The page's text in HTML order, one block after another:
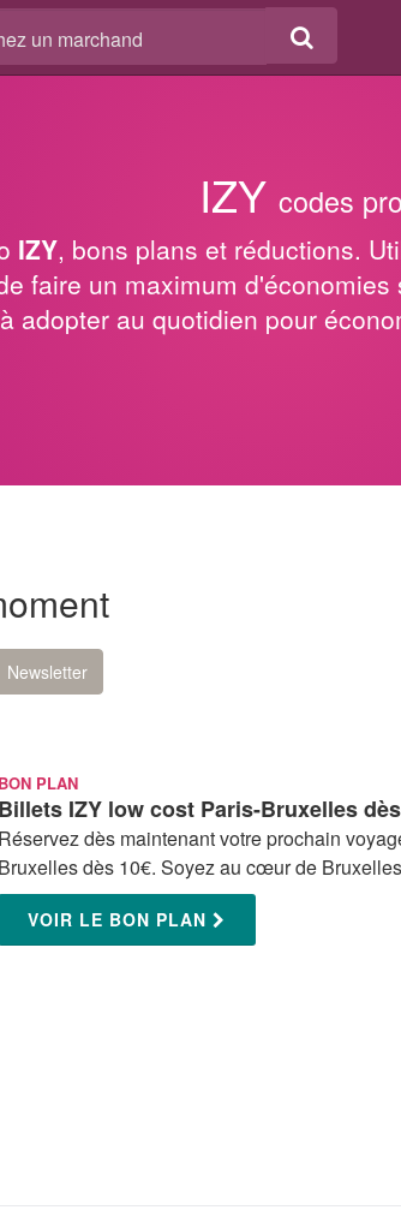
IZY codes
IZY, bons plans et réductions.
faire un maximum
adopter au quotidien pour
Newsletter
BON PLAN
Billets IZY low cost‎ Paris-Bruxelles
Réservez dès maintenant votre prochain
Bruxelles dès 10€. Soyez au cœur de
VOIR LE BON PLAN